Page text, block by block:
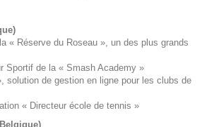
« Réserve du Roseau », un des plus grands
Sportif de la « Smash Academy »
solution de gestion en ligne pour les clubs de
« Directeur école de tennis »